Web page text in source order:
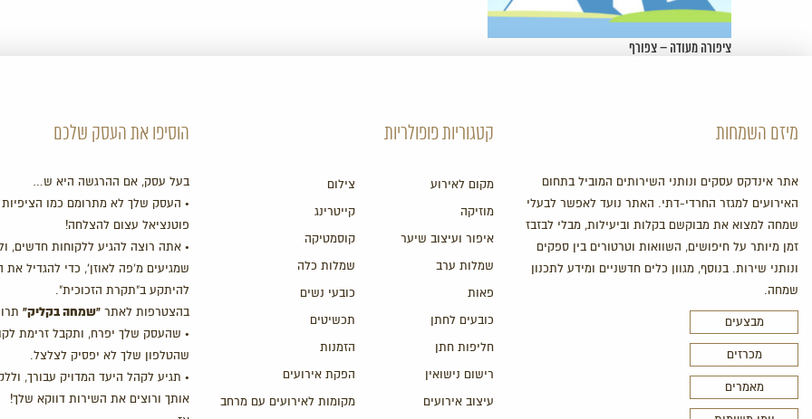
ציפורה מעודה – צפורף
מיזם השמחות
אתר אינדקס עסקים ונותני השירותים המוביל בתחום
האירועים למגזר החרדי-דתי. האתר נועד לאפשר לבעלי
שמחה למצוא את מבוקשם בקלות וביעילות, מבלי לבזבז
זמן מיותר על חיפושים, השוואות וטרטורים בין ספקים
ונותני שירות. בנוסף, מגוון כלים חדשניים ומידע לתכנון
שמחה.
מבצעים
מכרזים
מאמרים
קטגוריות פופולריות
מקום לאירוע
צילום
מוזיקה
קייטרינג
איפור ועיצוב שיער
קוסמטיקה
שמלות ערב
שמלות כלה
פאות
כובעי נשים
כובעים לחתן
תכשיטים
חליפות חתן
הזמנות
רישום נישואין
הפקת אירועים
עיצוב אירועים
מקומות לאירועים עם מרחב
הוסיפו את העסק שלכם
בעל עסק, אם ההרגשה היא ש…
• העסק שלך לא מתרומם כמו
פוטנציאל עצום להצלחה!
• אתה רוצה להגיע ללקוחות חדשים,
שמגיעים מ'פה לאוזן', כדי להגדיל את
להיתקע ב"תקרת הזכוכית".
בהצטרפות לאתר "שמחה בקליק"
• שהעסק שלך יפרח, ותקבל זרימת
שהטלפון שלך לא יפסיק לצלצל.
• תגיע לקהל היעד המדויק עבורך,
אותך ורוצים את השירות דווקא שלך!